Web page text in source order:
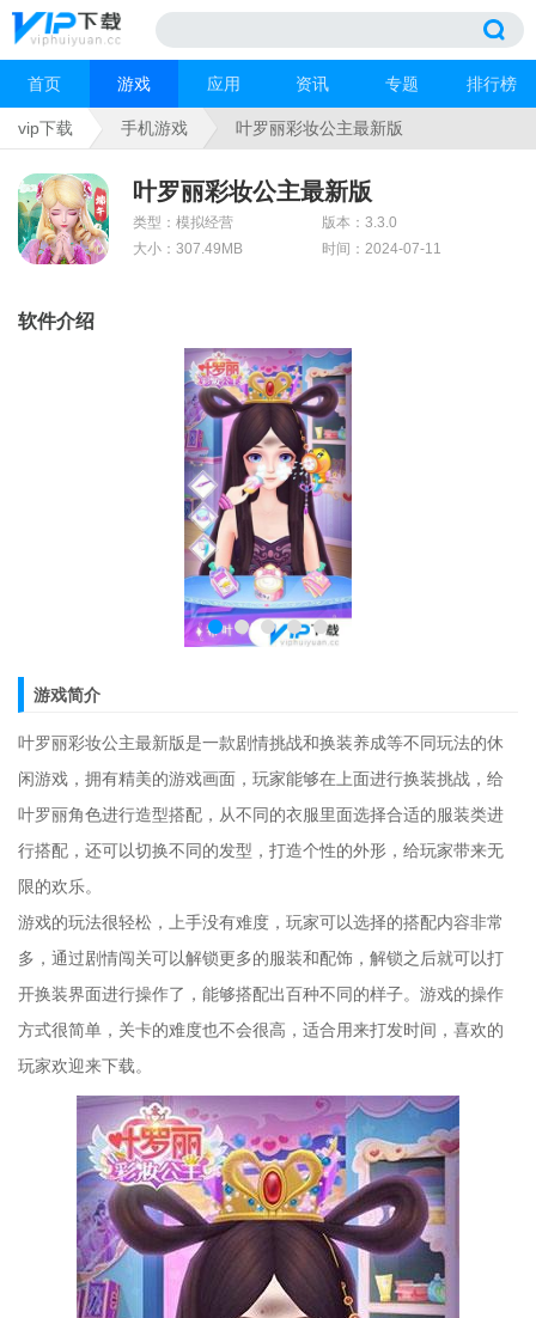
首页 游戏 应用 资讯 专题 排行榜
vip下载 手机游戏 叶罗丽彩妆公主最新版
叶罗丽彩妆公主最新版
类型：模拟经营
版本：3.3.0
大小：307.49MB
时间：2024-07-11
软件介绍
游戏简介
叶罗丽彩妆公主最新版是一款剧情挑战和换装养成等不同玩法的休
闲游戏，拥有精美的游戏画面，玩家能够在上面进行换装挑战，给
叶罗丽角色进行造型搭配，从不同的衣服里面选择合适的服装类进
行搭配，还可以切换不同的发型，打造个性的外形，给玩家带来无
限的欢乐。
游戏的玩法很轻松，上手没有难度，玩家可以选择的搭配内容非常
多，通过剧情闯关可以解锁更多的服装和配饰，解锁之后就可以打
开换装界面进行操作了，能够搭配出百种不同的样子。游戏的操作
方式很简单，关卡的难度也不会很高，适合用来打发时间，喜欢的
玩家欢迎来下载。